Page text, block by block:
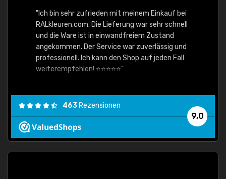
"Ich bin sehr zufrieden mit meinem Einkauf bei
RALkleuren.com. Die Lieferung war sehr schnell
und die Ware ist in einwandfreiem Zustand
angekommen. Der Service war zuverlässig und
professionell. Ich kann den Shop auf jeden Fall
weiterempfehlen! ⭐⭐⭐⭐⭐"
9,0
463 Rezensionen